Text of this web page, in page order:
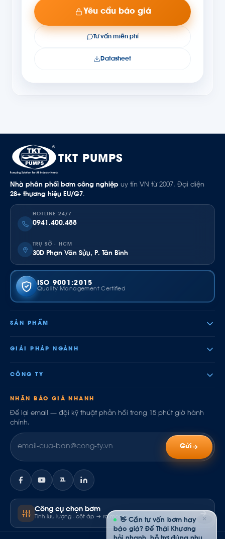
Yêu cầu báo giá
Tư vấn miễn phí
Datasheet
TKT PUMPS
Nhà phân phối bơm công nghiệp uy tín VN từ 2007. Đại diện
28+ thương hiệu EU/G7.
HOTLINE 24/7
0941.400.488
TRỤ SỞ · HCM
30D Phan Văn Sửu, P. Tân Bình
ISO 9001:2015
Quality Management Certified
SẢN PHẨM
GIẢI PHÁP NGÀNH
CÔNG TY
NHẬN BÁO GIÁ NHANH
Để lại email — đội kỹ thuật phản hồi trong 15 phút giờ hành
chính.
Gửi
ZL
Công cụ chọn bơm
Tính lưu lượng · cột áp → ra model ✕
👋 Cần tư vấn bơm hay
báo giá? Để Thái Khương